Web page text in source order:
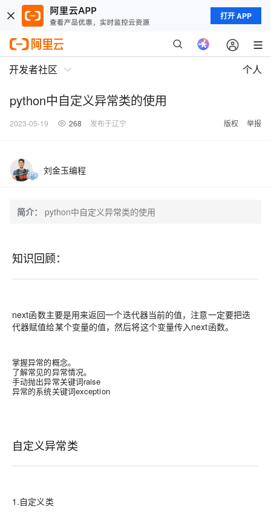
打开 APP
开发者社区 个人
python中自定义异常类的使用
2023-05-19 268 发布于辽宁 版权 举报
刘金玉编程
简介： python中自定义异常类的使用
知识回顾：
next函数主要是用来返回一个迭代器当前的值，注意一定要把迭
代器赋值给某个变量的值，然后将这个变量传入next函数。
掌握异常的概念。
了解常见的异常情况。
手动抛出异常关键词raise
异常的系统关键词exception
自定义异常类
1.自定义类